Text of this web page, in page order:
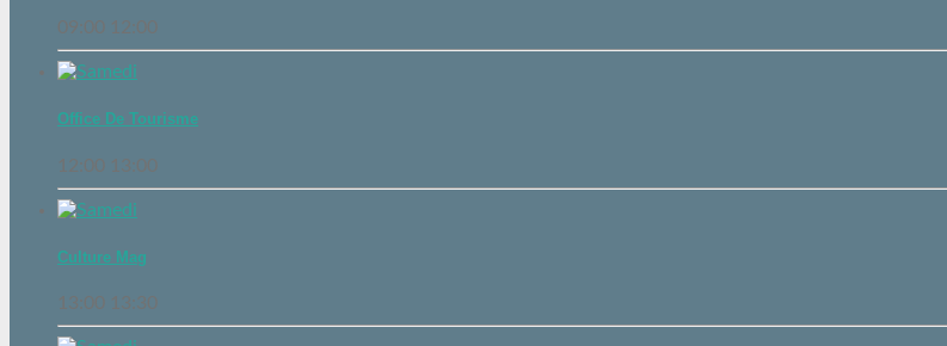
09:00 12:00
Office De Tourisme
12:00 13:00
Culture Mag
13:00 13:30